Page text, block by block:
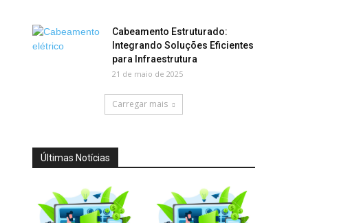
Cabeamento Estruturado:
Integrando Soluções Eficientes
para Infraestrutura
21 de maio de 2025
Carregar mais
Últimas Notícias